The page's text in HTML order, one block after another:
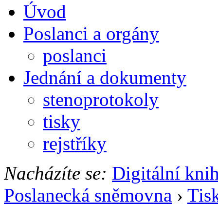
Úvod
Poslanci a orgány
poslanci
Jednání a dokumenty
stenoprotokoly
tisky
rejstříky
Nacházíte se: Digitální
Poslanecká sněmovna ›